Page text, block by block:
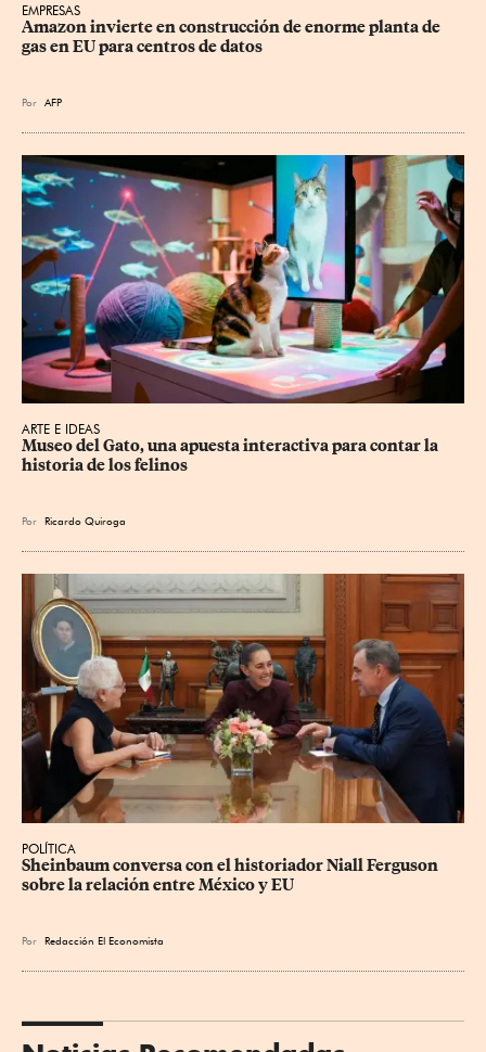
EMPRESAS
Amazon invierte en construcción de enorme planta de
gas en EU para centros de datos
Por AFP
ARTE E IDEAS
Museo del Gato, una apuesta interactiva para contar la
historia de los felinos
Por Ricardo Quiroga
POLÍTICA
Sheinbaum conversa con el historiador Niall Ferguson
sobre la relación entre México y EU
Por Redacción El Economista